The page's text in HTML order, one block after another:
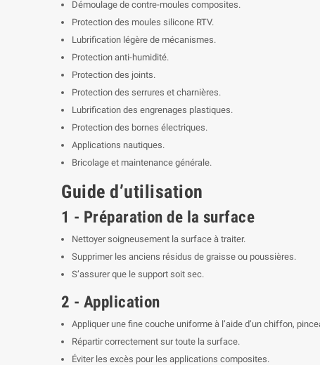
Démoulage de contre-moules composites.
Protection des moules silicone RTV.
Lubrification légère de mécanismes.
Protection anti-humidité.
Protection des joints.
Protection des serrures et charnières.
Lubrification des engrenages plastiques.
Protection des bornes électriques.
Applications nautiques.
Bricolage et maintenance générale.
Guide d’utilisation
1 - Préparation de la surface
Nettoyer soigneusement la surface à traiter.
Supprimer les anciens résidus de graisse ou poussières.
S’assurer que le support soit sec.
2 - Application
Appliquer une fine couche uniforme à l’aide d’un chiffon,
Répartir correctement sur toute la surface.
Éviter les excès pour les applications composites.